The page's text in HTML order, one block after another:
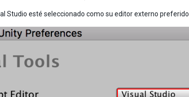
Studio esté seleccionado como su editor externo preferido.